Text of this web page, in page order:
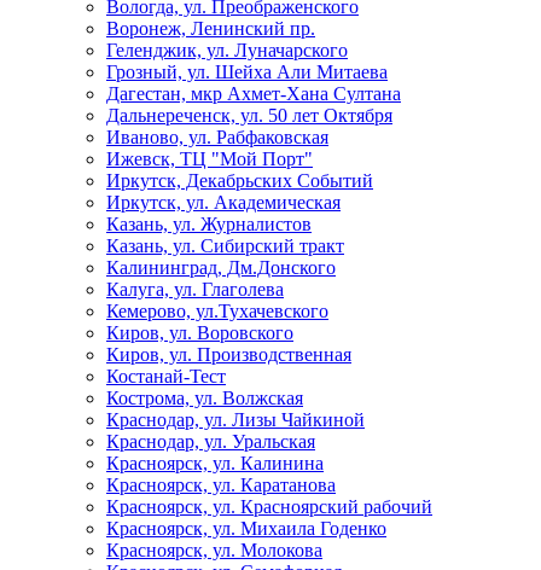
Вологда, ул. Преображенского
Воронеж, Ленинский пр.
Геленджик, ул. Луначарского
Грозный, ул. Шейха Али Митаева
Дагестан, мкр Ахмет-Хана Султана
Дальнереченск, ул. 50 лет Октября
Иваново, ул. Рабфаковская
Ижевск, ТЦ "Мой Порт"
Иркутск, Декабрьских Событий
Иркутск, ул. Академическая
Казань, ул. Журналистов
Казань, ул. Сибирский тракт
Калининград, Дм.Донского
Калуга, ул. Глаголева
Кемерово, ул.Тухачевского
Киров, ул. Воровского
Киров, ул. Производственная
Костанай-Тест
Кострома, ул. Волжская
Краснодар, ул. Лизы Чайкиной
Краснодар, ул. Уральская
Красноярск, ул. Калинина
Красноярск, ул. Каратанова
Красноярск, ул. Красноярский рабочий
Красноярск, ул. Михаила Годенко
Красноярск, ул. Молокова